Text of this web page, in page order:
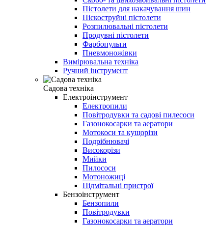
Пістолети для накачування шин
Піскоструйні пістолети
Розпилювальні пістолети
Продувні пістолети
Фарбопульти
Пневмоножівки
Вимірювальна техніка
Ручний інструмент
Садова техніка
Електроінструмент
Електропили
Повітродувки та садові пилесоси
Газонокосарки та аератори
Мотокоси та кущорізи
Подрібнювачі
Високорізи
Мийки
Пилососи
Мотоножиці
Підмітальні пристрої
Бензоінструмент
Бензопили
Повітродувки
Газонокосарки та аератори